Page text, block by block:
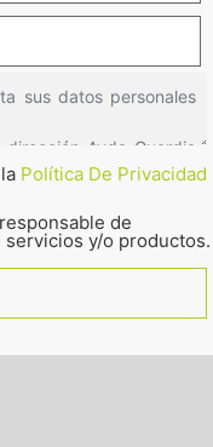
Política De Privacidad
de
y/o productos.